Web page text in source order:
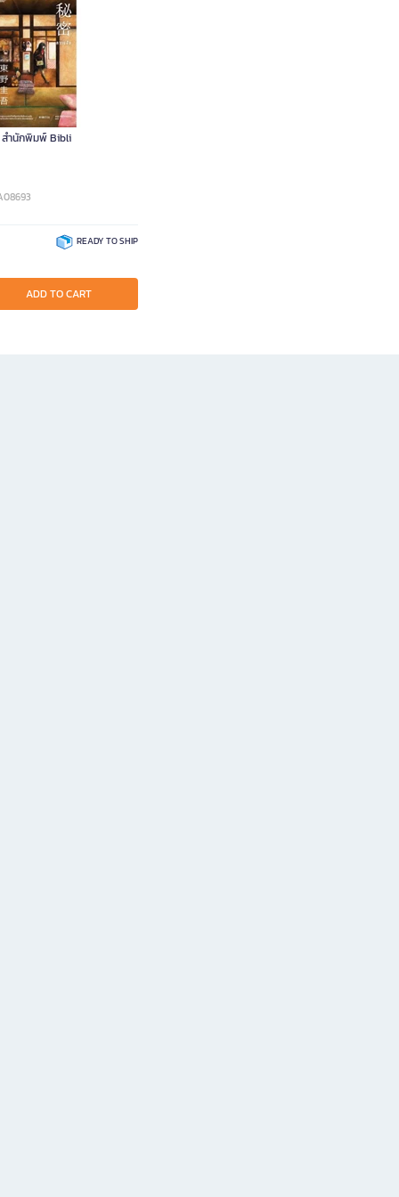
สำนักพิมพ์ Bibli
READY TO SHIP
ADD TO CART